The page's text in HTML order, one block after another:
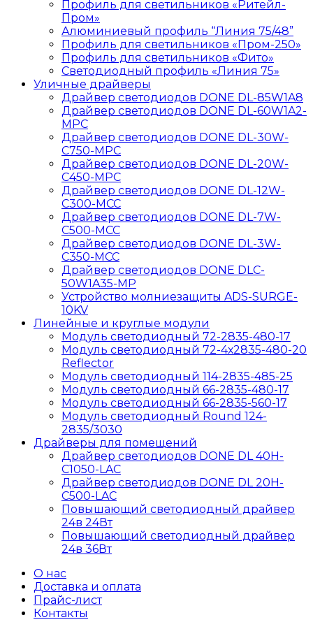
Профиль для светильников «Ритейл-
Пром»
Алюминиевый профиль “Линия 75/48”
Профиль для светильников «Пром-250»
Профиль для светильников «Фито»
Светодиодный профиль «Линия 75»
Уличные драйверы
Драйвер светодиодов DONE DL-85W1A8
Драйвер светодиодов DONE DL-60W1A2-
MPС
Драйвер светодиодов DONE DL-30W-
C750-MPС
Драйвер светодиодов DONE DL-20W-
C450-MPС
Драйвер светодиодов DONE DL-12W-
C300-MCC
Драйвер светодиодов DONE DL-7W-
C500-MCC
Драйвер светодиодов DONE DL-3W-
C350-MCC
Драйвер светодиодов DONE DLC-
50W1A35-MP
Устройство молниезащиты ADS-SURGE-
10KV
Линейные и круглые модули
Модуль светодиодный 72-2835-480-17
Модуль светодиодный 72-4х2835-480-20
Reflector
Модуль светодиодный 114-2835-485-25
Модуль светодиодный 66-2835-480-17
Модуль светодиодный 66-2835-560-17
Модуль светодиодный Round 124-
2835/3030
Драйверы для помещений
Драйвер светодиодов DONE DL 40H-
C1050-LAC
Драйвер светодиодов DONE DL 20H-
C500-LAC
Повышающий светодиодный драйвер
24в 24Вт
Повышающий светодиодный драйвер
24в 36Вт
О нас
Доставка и оплата
Прайс-лист
Контакты